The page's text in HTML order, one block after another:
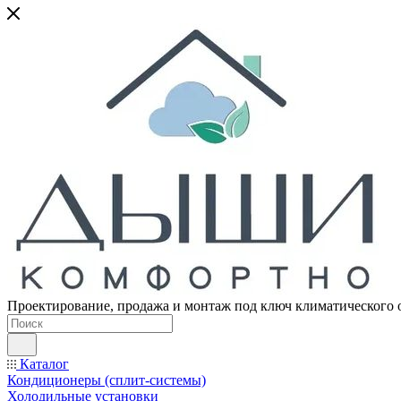
Проектирование, продажа и монтаж под ключ климатического
Каталог
Кондиционеры (сплит-системы)
Холодильные установки